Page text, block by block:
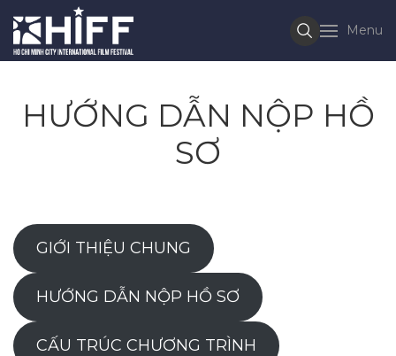
Menu
HƯỚNG DẪN NỘP HỒ
SƠ
GIỚI THIỆU CHUNG
HƯỚNG DẪN NỘP HỒ SƠ
CẤU TRÚC CHƯƠNG TRÌNH